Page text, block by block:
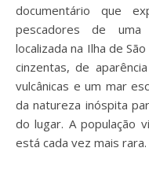
documentário que
pescadores de uma
localizada na Ilha de
cinzentas, de
vulcânicas e um mar
da natureza inóspita
do lugar. A população
está cada vez mais